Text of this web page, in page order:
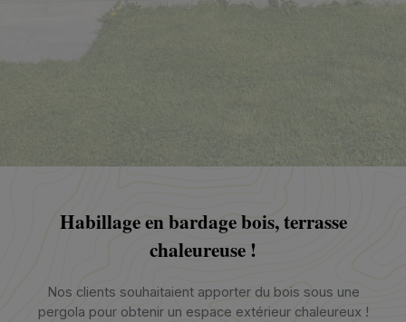
Habillage en bardage bois, terrasse
chaleureuse !
Nos clients souhaitaient apporter du bois sous une
pergola pour obtenir un espace extérieur chaleureux !